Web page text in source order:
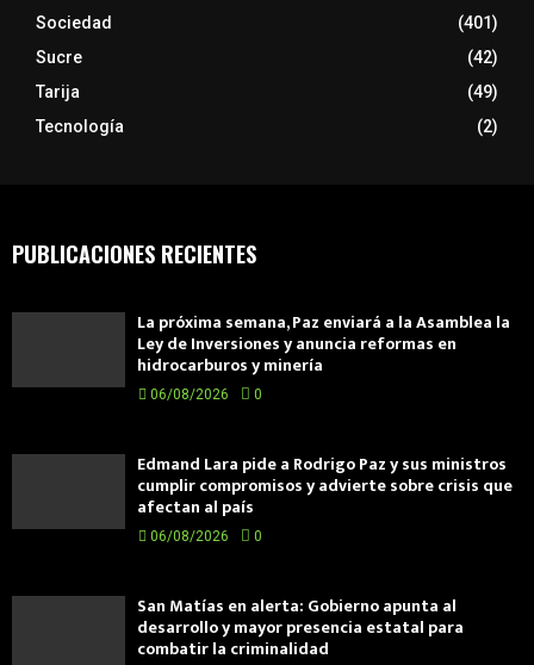
Sociedad
(401)
Sucre
(42)
Tarija
(49)
Tecnología
(2)
PUBLICACIONES RECIENTES
La próxima semana, Paz enviará a la Asamblea la
Ley de Inversiones y anuncia reformas en
hidrocarburos y minería
06/08/2026 0
Edmand Lara pide a Rodrigo Paz y sus ministros
cumplir compromisos y advierte sobre crisis que
afectan al país
06/08/2026 0
San Matías en alerta: Gobierno apunta al
desarrollo y mayor presencia estatal para
combatir la criminalidad